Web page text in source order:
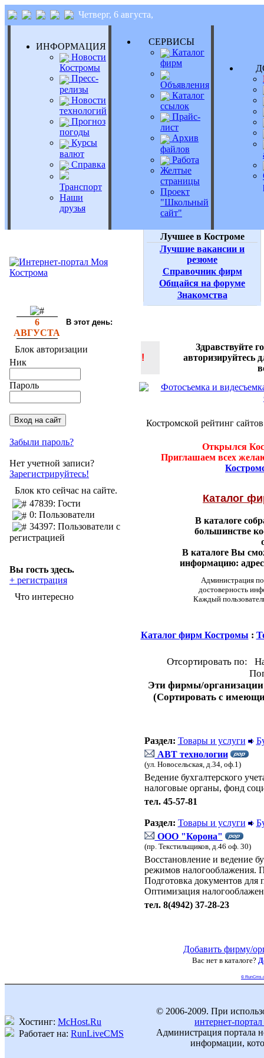
Четверг, 6 августа,
ИНФОРМАЦИЯ
Новости
Костромы
Пресс-
релизы
Новости
технологий
Прогноз
погоды
Курсы
валют
Справка
Транспорт
Наши
друзья
СЕРВИСЫ
Каталог
фирм
Объявления
Каталог
ссылок
Прайс-
лист
Архив
файлов
Работа
Желтые
страницы
Проект
"Школьный
сайт"
Лучшее в Костроме
Лучшие вакансии и
резюме
Справочник фирм
Общайся на форуме
Знакомства
6
АВГУСТА
В этот день:
Блок авторизации
Ник
Пароль
Забыли пароль?
Нет учетной записи?
Зарегистрируйтесь!
Блок кто сейчас на сайте.
47839: Гости
0: Пользователи
34397: Пользователи с
регистрацией
Вы гость здесь.
+ регистрация
Что интересно
!
Здравствуйте
авторизируйтесь
Костромской рейтинг сайтов
Открылся
Приглашаем всех
Каталог
В каталоге
большинстве
В каталоге Вы
информацию:
Администрация
достоверность
Каждый
Каталог фирм Костромы :
Отсортировать по:
Эти фирмы/
(Сортировать с
Раздел: Товары и услуги
АВТ технологии
(ул. Новосельская, д.34, оф.1)
Ведение бухгалтерского
налоговые органы, фонд
тел. 45-57-81
Раздел: Товары и услуги
ООО "Корона"
(пр. Текстильщиков, д.46 оф. 30)
Восстановление и ведение
режимов налогооблажения.
Подготовка документов для
Оптимизация
тел. 8(4942) 37-28-23
Добавить фирму/
Вас нет в каталоге?
©
Хостинг: McHost.Ru
Работает на: RunLiveCMS
© 2006-2009. При
интернет-
Администрация портала
информации,